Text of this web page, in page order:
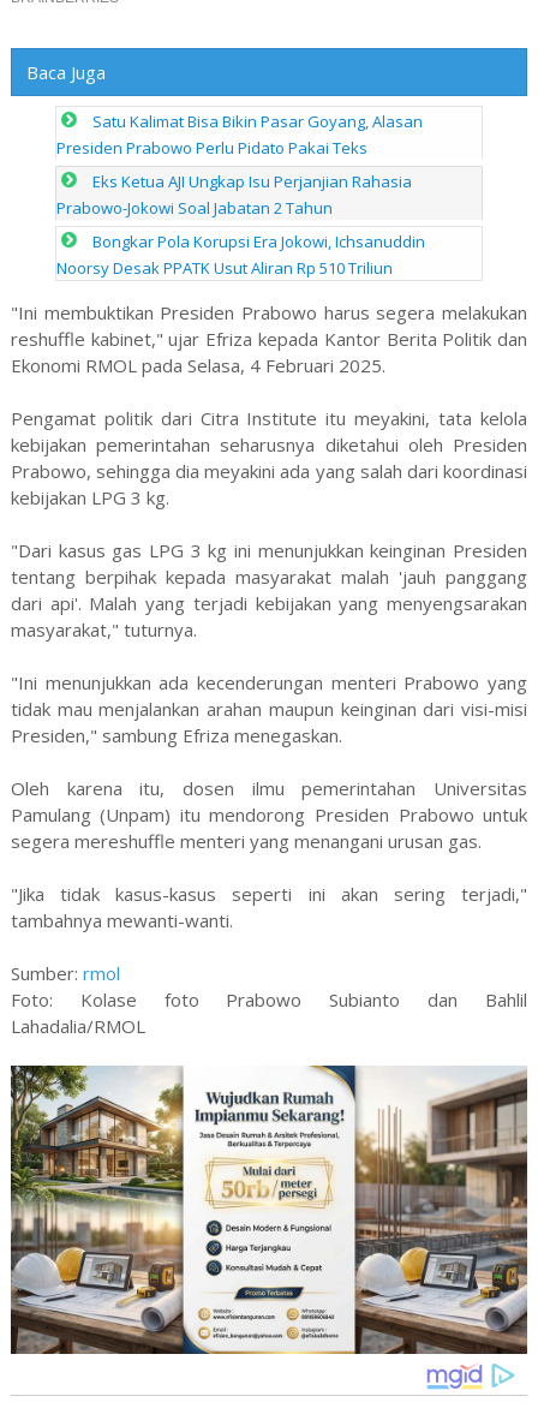
Baca Juga
Satu Kalimat Bisa Bikin Pasar Goyang, Alasan
Presiden Prabowo Perlu Pidato Pakai Teks
Eks Ketua AJI Ungkap Isu Perjanjian Rahasia
Prabowo-Jokowi Soal Jabatan 2 Tahun
Bongkar Pola Korupsi Era Jokowi, Ichsanuddin
Noorsy Desak PPATK Usut Aliran Rp 510 Triliun
"Ini membuktikan Presiden Prabowo harus segera melakukan
reshuffle kabinet," ujar Efriza kepada Kantor Berita Politik dan
Ekonomi RMOL pada Selasa, 4 Februari 2025.
Pengamat politik dari Citra Institute itu meyakini, tata kelola
kebijakan pemerintahan seharusnya diketahui oleh Presiden
Prabowo, sehingga dia meyakini ada yang salah dari koordinasi
kebijakan LPG 3 kg.
"Dari kasus gas LPG 3 kg ini menunjukkan keinginan Presiden
tentang berpihak kepada masyarakat malah 'jauh panggang
dari api'. Malah yang terjadi kebijakan yang menyengsarakan
masyarakat," tuturnya.
"Ini menunjukkan ada kecenderungan menteri Prabowo yang
tidak mau menjalankan arahan maupun keinginan dari visi-misi
Presiden," sambung Efriza menegaskan.
Oleh karena itu, dosen ilmu pemerintahan Universitas
Pamulang (Unpam) itu mendorong Presiden Prabowo untuk
segera mereshuffle menteri yang menangani urusan gas.
"Jika tidak kasus-kasus seperti ini akan sering terjadi,"
tambahnya mewanti-wanti.
Sumber: rmol
Foto: Kolase foto Prabowo Subianto dan Bahlil
Lahadalia/RMOL